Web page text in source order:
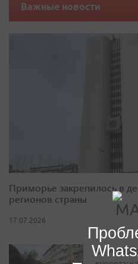
Важные новости
Приморье закрепилось в
регионов страны
17.07.2026
От